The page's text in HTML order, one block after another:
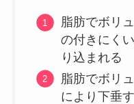
脂肪でボリ
の付きにく
り込まれる
脂肪でボリ
により下垂